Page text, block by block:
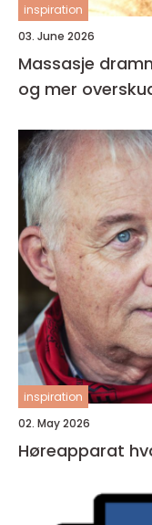
inspiration
03. June 2026
Massasje
og mer
inspiration
02. May 2026